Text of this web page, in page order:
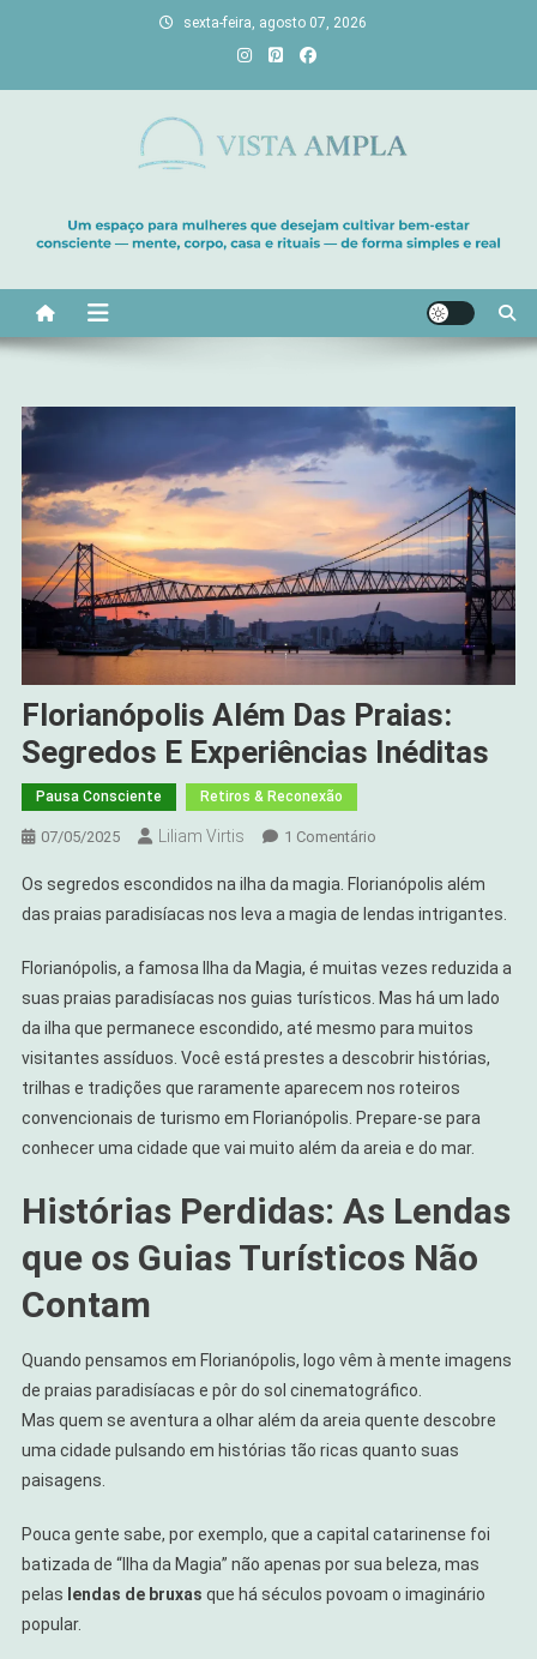
sexta-feira, agosto 07, 2026
bem-estar e encontre seu propósito. Inspiração diária para uma
vida com mais luz e significado!
Florianópolis Além Das Praias:
Segredos E Experiências Inéditas
Pausa Consciente Retiros & Reconexão
07/05/2025 Liliam Virtis 1 ComentárioEm
Além
Das
Segredos
E
Experiências
Inéditas
Os segredos escondidos na ilha da magia. Florianópolis além
das praias paradisíacas nos leva a magia de lendas intrigantes.
Florianópolis, a famosa Ilha da Magia, é muitas vezes reduzida a
suas praias paradisíacas nos guias turísticos. Mas há um lado
da ilha que permanece escondido, até mesmo para muitos
visitantes assíduos. Você está prestes a descobrir histórias,
trilhas e tradições que raramente aparecem nos roteiros
convencionais de turismo em Florianópolis. Prepare-se para
conhecer uma cidade que vai muito além da areia e do mar.
Histórias Perdidas: As Lendas
que os Guias Turísticos Não
Contam
Quando pensamos em Florianópolis, logo vêm à mente imagens
de praias paradisíacas e pôr do sol cinematográfico.
Mas quem se aventura a olhar além da areia quente descobre
uma cidade pulsando em histórias tão ricas quanto suas
paisagens.
Pouca gente sabe, por exemplo, que a capital catarinense foi
batizada de “Ilha da Magia” não apenas por sua beleza, mas
pelas lendas de bruxas que há séculos povoam o imaginário
popular.